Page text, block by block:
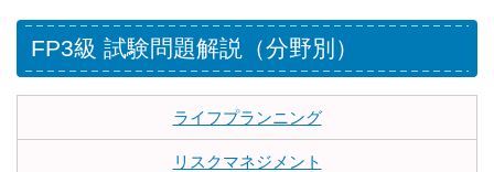
FP3級 試験問題解説（分野別）
ライフプランニング
リスクマネジメント